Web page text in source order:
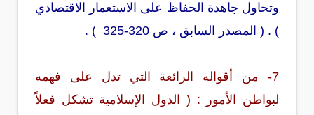
وتحاول جاهدة الحفاظ على الاستعمار الاقتصادي
) . ( المصدر السابق ، ص 320-325 ) .
7- من أقواله الرائعة التي تدل على فهمه
لبواطن الأمور : ( الدول الإسلامية تشكل فعلاً